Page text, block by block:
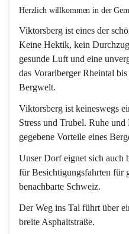
Herzlich willkommen in der
Viktorsberg ist eines der
Keine Hektik, kein
gesunde Luft und eine
das Vorarlberger Rheintal
Bergwelt.
Viktorsberg ist keineswegs
Stress und Trubel. Ruhe und
gegebene Vorteile eines
Unser Dorf eignet sich auch
für Besichtigungsfahrten für
benachbarte Schweiz.
Der Weg ins Tal führt über
breite Asphaltstraße.